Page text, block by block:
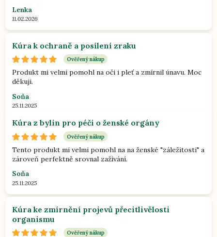
Lenka
11.02.2026
Kúra k ochraně a posílení zraku
Ověřený nákup
Produkt mi velmi pomohl na oči i pleť a zmírnil únavu. Moc
děkuji.
Soňa
25.11.2025
Kúra z bylin pro péči o ženské orgány
Ověřený nákup
Tento produkt mi velmi pomohl na na ženské "záležitosti" a
zároveň perfektně srovnal zažívání.
Soňa
25.11.2025
Kúra ke zmírnění projevů přecitlivělosti
organismu
Ověřený nákup